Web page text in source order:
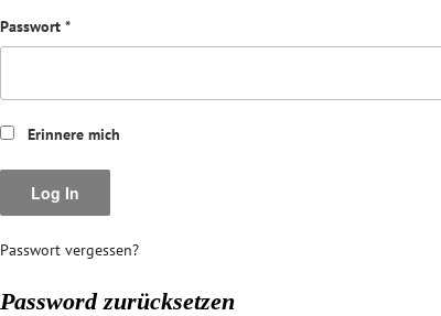
Passwort *
Erinnere mich
Passwort vergessen?
Password zurücksetzen